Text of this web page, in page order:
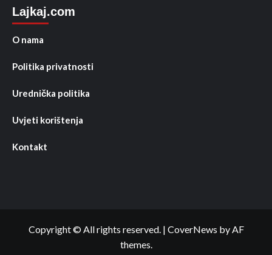
Lajkaj.com
O nama
Politika privatnosti
Urednička politika
Uvjeti korištenja
Kontakt
Copyright © All rights reserved. | CoverNews by AF
themes.